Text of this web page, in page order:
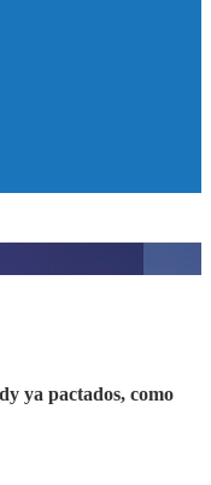
ya pactados, como